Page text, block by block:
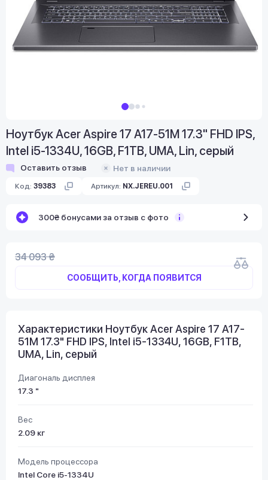
Ноутбук Acer Aspire 17 A17-51M 17.3" FHD IPS,
Intel i5-1334U, 16GB, F1TB, UMA, Lin, серый
Оставить отзыв Нет в наличии
Код: 39383 Артикул: NX.JEREU.001
300₴ бонусами за отзыв с фото
34 093 ₴
СООБЩИТЬ, КОГДА ПОЯВИТСЯ
Характеристики Ноутбук Acer Aspire 17 A17-
51M 17.3" FHD IPS, Intel i5-1334U, 16GB, F1TB,
UMA, Lin, серый
Диагональ дисплея
17.3 "
Вес
2.09 кг
Модель процессора
Intel Core i5-1334U